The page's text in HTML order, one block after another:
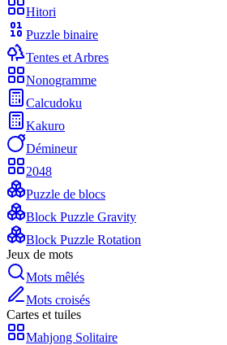
Hitori
Puzzle binaire
Tentes et Arbres
Nonogramme
Calcudoku
Kakuro
Démineur
2048
Puzzle de blocs
Block Puzzle Gravity
Block Puzzle Rotation
Jeux de mots
Mots mêlés
Mots croisés
Cartes et tuiles
Mahjong Solitaire